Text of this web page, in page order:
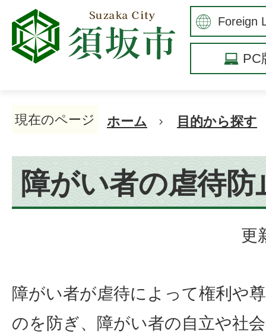
PC
現在のページ ホーム 目的から探す
障がい者の虐待防
更
障がい者が虐待によって権利や
のを防ぎ、障がい者の自立や社